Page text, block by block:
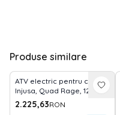
Produse similare
ATV electric pentru copii,
Injusa, Quad Rage, 12V,
model silentios, pornire cu
cheie, frana electrica, 3
2.225,63RON